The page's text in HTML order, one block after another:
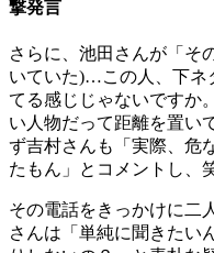
撃発言
さらに、池田さんが「そ
いていた)…この人、下ネ
てる感じじゃないですか
い人物だって距離を置い
ず吉村さんも「実際、危
たもん」とコメントし、
その電話をきっかけに二
さんは「単純に聞きたい